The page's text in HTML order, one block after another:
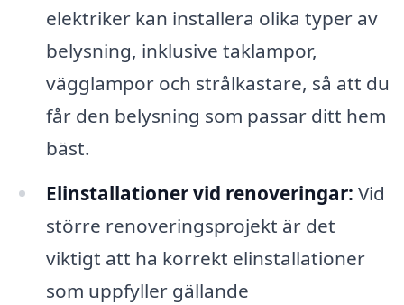
elektriker kan installera olika typer av
belysning, inklusive taklampor,
vägglampor och strålkastare, så att du
får den belysning som passar ditt hem
bäst.
Elinstallationer vid renoveringar: Vid
större renoveringsprojekt är det
viktigt att ha korrekt elinstallationer
som uppfyller gällande